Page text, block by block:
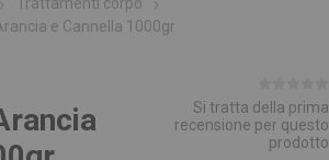
e Cannella 1000gr
Si tratta della prima
recensione per questo
prodotto